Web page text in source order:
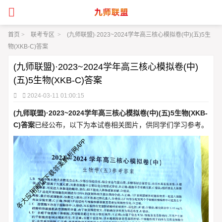
首页 > 联考专区 >
(九师联盟)·2023~2024学年高三核心模拟卷(中)(五)5生
物(XKB-C)答案
(九师联盟)·2023~2024学年高三核心模拟卷(中)
(五)5生物(XKB-C)答案
2024-03-11 01:00:15
(九师联盟)·2023~2024学年高三核心模拟卷(中)(五)5生物(XKB-
C)答案已经公布，以下为本试卷相关图片，供同学们学习参考。